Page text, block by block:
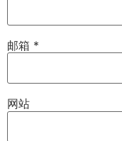
邮箱 *
网站